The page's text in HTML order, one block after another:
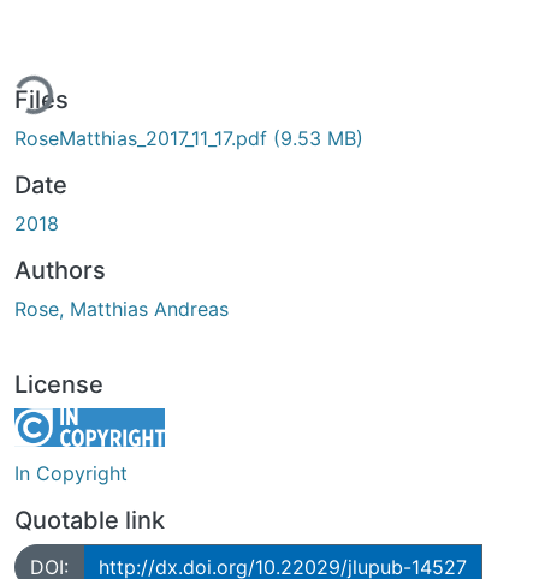
Files
RoseMatthias_2017_11_17.pdf (9.53 MB)
Date
2018
Authors
Rose, Matthias Andreas
License
In Copyright
Quotable link
DOI: http://dx.doi.org/10.22029/jlupub-14527